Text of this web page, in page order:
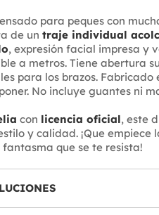
para peques con
de un traje individual
, expresión facial impresa y
a metros. Tiene abertura
para los brazos. Fabricado
No incluye guantes ni
con licencia oficial, este
y calidad. ¡Que empiece
que se te resista!